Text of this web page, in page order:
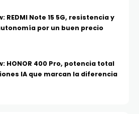
REDMI Note 15 5G, resistencia y
por un buen precio
HONOR 400 Pro, potencia total
IA que marcan la diferencia